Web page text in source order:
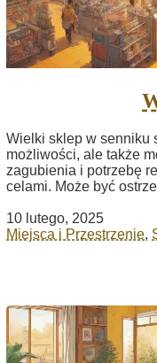
Wielki sklep w senniku
możliwości, ale także
zagubienia i potrzebę
celami. Może być
10 lutego, 2025
Miejsca i Przestrzenie,